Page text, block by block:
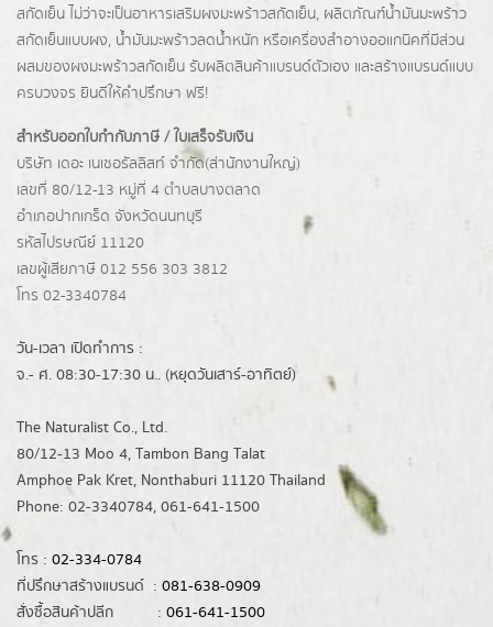
สกัดเย็น ไม่ว่าจะเป็นอาหารเสริมผงมะพร้าวสกัดเย็น, ผลิตภัณฑ์น้ำมันมะพร้าว
สกัดเย็นแบบผง, น้ำมันมะพร้าวลดน้ำหนัก หรือเครื่องสำอางออแกนิคที่มีส่วน
ผสมของผงมะพร้าวสกัดเย็น รับผลิตสินค้าแบรนด์ตัวเอง และสร้างแบรนด์แบบ
ครบวงจร ยินดีให้คำปรึกษา ฟรี!
สำหรับออกใบกำกับภาษี / ใบเสร็จรับเงิน
บริษัท เดอะ เนเชอรัลลิสท์ จำกัด(ส่านักงานใหญ่)
เลขที่ 80/12-13 หมู่ที่ 4 ตำบลบางตลาด
อำเภอปากเกร็ด จังหวัดนนทบุรี
รหัสไปรษณีย์ 11120
เลขผู้เสียภาษี 012 556 303 3812
โทร 02-3340784
วัน-เวลา เปิดทำการ :
จ.- ศ. 08:30-17:30 น.. (หยุดวันเสาร์-อาทิตย์)
The Naturalist Co., Ltd.
80/12-13 Moo 4, Tambon Bang Talat
Amphoe Pak Kret, Nonthaburi 11120 Thailand
Phone: 02-3340784, 061-641-1500
โทร : 02-334-0784
ที่ปรึกษาสร้างแบรนด์ : 081-638-0909
สั่งซื้อสินค้าปลีก : 061-641-1500